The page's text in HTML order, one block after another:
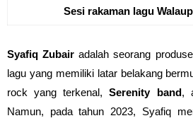
Sesi rakaman lagu
Syafiq Zubair adalah seorang
lagu yang memiliki latar belakang
rock yang terkenal,Serenity band,
Namun, pada tahun 2023, Syafiq